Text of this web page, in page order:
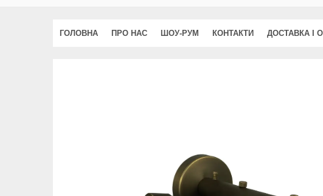
ГОЛОВНА ПРО НАС ШОУ-РУМ КОНТАКТИ ДОСТАВКА І